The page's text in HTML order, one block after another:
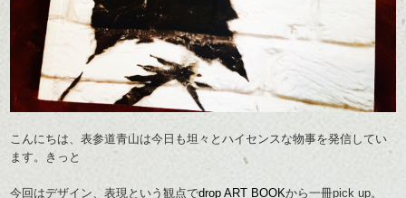
こんにちは、表参道青山は今日も坦々とハイセンスな物事を発信してい
ます。きっと
今回はデザイン、表現という観点でdrop ART BOOKから一冊pick up。